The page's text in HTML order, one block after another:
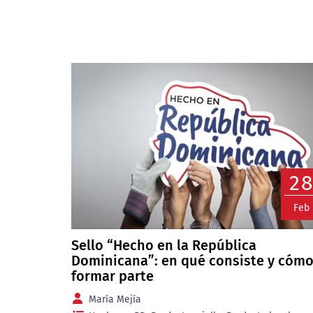
Feb
Sello “Hecho en la República
Dominicana”: en qué consiste y cómo
formar parte
María Mejía